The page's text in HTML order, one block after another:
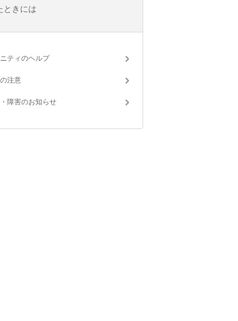
ときには
ティのヘルプ
注意
障害のお知らせ